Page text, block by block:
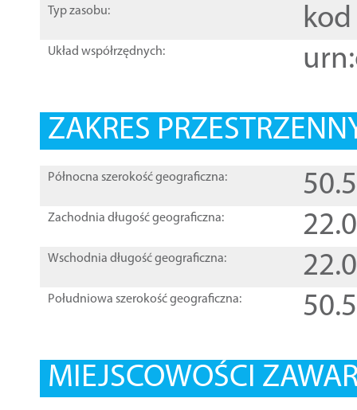
Typ zasobu: kod
Układ współrzędnych:
ZAKRES
Północna szerokość geograficzna:
Zachodnia długość geograficzna:
Wschodnia długość geograficzna:
Południowa szerokość geograficzna:
MIEJSCOWOŚCI